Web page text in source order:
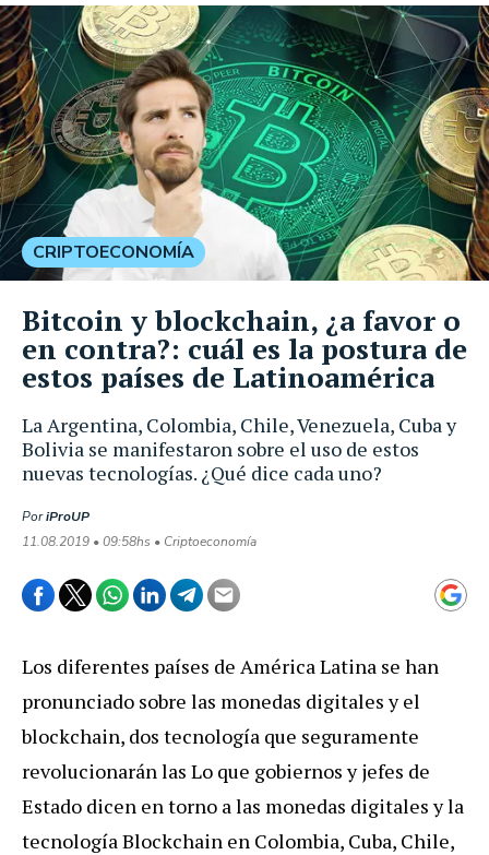
La Argentina, Colombia, Chile, Venezuela, Cuba y
Bolivia se manifestaron sobre el uso de estos
nuevas tecnologías. ¿Qué dice cada uno?
PoriProUP
11.08.2019 • 09:58hs • Criptoeconomía
CRIPTOECONOMÍA
Bitcoin y blockchain, ¿a favor o
en contra?: cuál es la postura de
estos países de Latinoamérica
Los diferentes países de América Latina se han
pronunciado sobre las monedas digitales y el
blockchain, dos tecnología que seguramente
revolucionarán las Lo que gobiernos y jefes de
Estado dicen en torno a las monedas digitales y la
tecnología Blockchain en Colombia, Cuba, Chile,